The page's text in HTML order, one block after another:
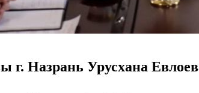
г. Назрань Урусхана